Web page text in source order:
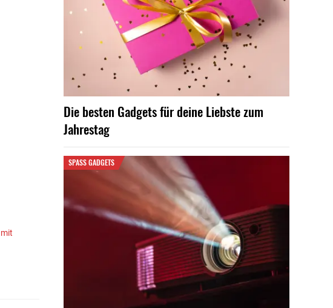
Die besten Gadgets für deine Liebste zum
Jahrestag
SPASS GADGETS